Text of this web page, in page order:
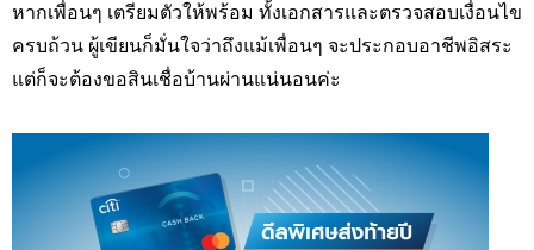
หากเพื่อนๆ เตรียมตัวให้พร้อม ทั้งเอกสารและตรวจสอบเงื่อนไข
ครบถ้วน ผู้เขียนก็มั่นใจว่าถึงแม้เพื่อนๆ จะประกอบอาชีพอิสระ
แต่ก็จะต้องขอสินเชื่อบ้านผ่านแน่นอนค่ะ